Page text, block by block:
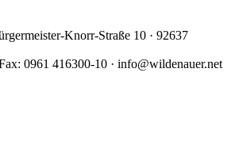
Knorr-Straße 10 · 92637
0961 416300-10 · info@wildenauer.net